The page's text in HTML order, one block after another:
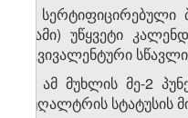
2.
(სამი) უწყვეტი
ეკვივალენტური
3. ამ მუხლის მე-2
ბუღალტრის